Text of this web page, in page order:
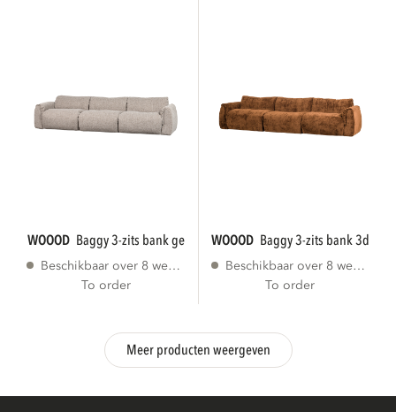
WOOOD baggy 3-zits bank geweven stof...
Beschikbaar over 8 weken
To order
WOOOD baggy 3-zits bank 3d
Beschikbaar over 8 weken
To order
Meer producten weergeven